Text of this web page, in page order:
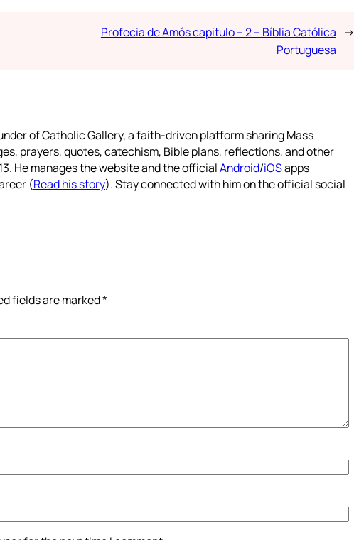
Profecia de Amós capitulo – 2 – Bíblia Católica
Portuguesa
→
of Catholic Gallery, a faith-driven platform sharing Mass
prayers, quotes, catechism, Bible plans, reflections, and other
He manages the website and the officialAndroid/iOSapps
(Read his story). Stay connected with him on the official social
fields are marked*